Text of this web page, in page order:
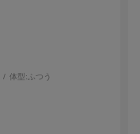
体型: ふつう